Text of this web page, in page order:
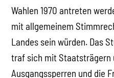
Wahlen 1970 antreten
mit allgemeinem
Landes sein würden. Das
traf sich mit Staatsträgern
Ausgangssperren und die